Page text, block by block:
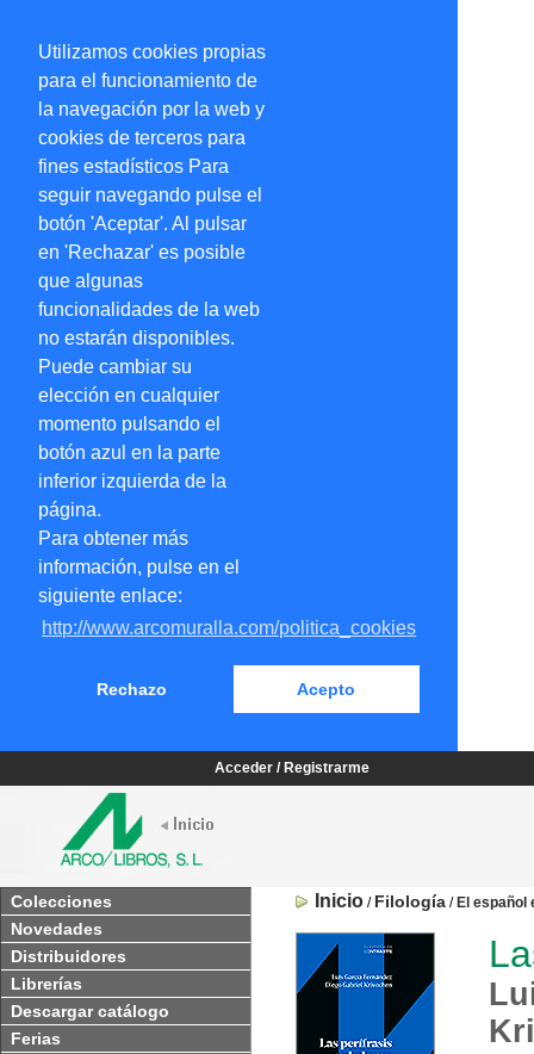
Utilizamos cookies propias
para el funcionamiento de
la navegación por la web y
cookies de terceros para
fines estadísticos Para
seguir navegando pulse el
botón 'Aceptar'. Al pulsar
en 'Rechazar' es posible
que algunas
funcionalidades de la web
no estarán disponibles.
Puede cambiar su
elección en cualquier
momento pulsando el
botón azul en la parte
inferior izquierda de la
página.
Para obtener más
información, pulse en el
siguiente enlace:
http://www.arcomuralla.com/politica_cookies
Rechazo Acepto
Acceder / Registrarme
Colecciones
Novedades
Distribuidores
Librerías
Descargar catálogo
Ferias
Inicio / Filología /El español